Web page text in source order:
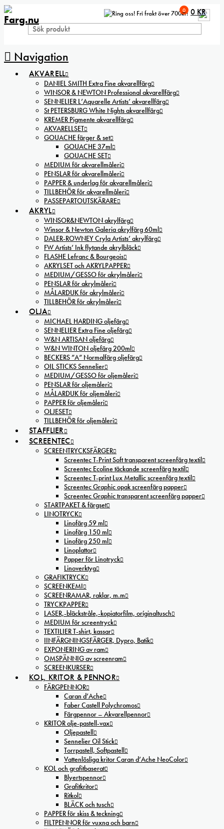
Fri frakt över 700kr!
Navigation
0 0 KR
AKVARELL
DANIEL SMITH Extra Fine akvarellfärg
WINSOR & NEWTON Professional akvarellfärg
SENNELIER L’Aquarelle Artists’ akvarellfärg
St PETERSBURG White Nights akvarellfärg
KREMER Pigmente akvarellfärg
AKVARELLSET
GOUACHE färger & set
GOUACHE 37ml
GOUACHE SET
MEDIUM för akvarellmåleri
PENSLAR för akvarellmåleri
PAPPER & underlag för akvarellmåleri
TILLBEHÖR för akvarellmåleri
PASSEPARTOUTSKÄRARE
AKRYL
WINSOR&NEWTON akrylfärg
Winsor & Newton Galeria akrylfärg 60ml
DALER-ROWNEY Cryla Artists’ akrylfärg
FW Artists’ Ink flytande akrylbläck
FLASHE Lefranc & Bourgeois
AKRYLSET och AKRYLPAPPER
MEDIUM/GESSO för akrylmåleri
PENSLAR för akrylmåleri
MÅLARDUK för akrylmåleri
TILLBEHÖR för akrylmåleri
OLJA
MICHAEL HARDING oljefärg
SENNELIER Extra Fine oljefärg
W&N ARTISAN oljefärg
W&N WINTON oljefärg 200ml
BECKERS ”A” Normalfärg oljefärg
OIL STICKS Sennelier
MEDIUM/GESSO för oljemåleri
PENSLAR för oljemåleri
MÅLARDUK för oljemåleri
PAPPER för oljemåleri
OLJESET
TILLBEHÖR för oljemåleri
STAFFLIER
SCREENTEC
SCREENTRYCKSFÄRGER
Screentec T-Print Soft transparent screenfärg textil
Screentec Ecoline täckande screenfärg textil
Screentec T-print Lux Metallic screenfärg textil
Screentec Graphic opak screenfärg papper
Screentec Graphic transparent screenfärg papper
STARTPAKET & färgset
LINOTRYCK
Linofärg 59 ml
Linofärg 150 ml
Linofärg 250 ml
Linoplattor
Papper för Linotryck
Linoverktyg
GRAFIKTRYCK
SCREENKEMI
SCREENRAMAR, raklar, m.m
TRYCKPAPPER
LASER,-bläckstråle,-kopiatorfilm, oríginaltusch
MEDIUM för screentryck
TEXTILIER T-shirt, kassar
IINFÄRGNINGSFÄRGER, Dypro, Batik
EXPONERING av ram
OMSPÄNNIG av screenram
SCREENKURSER
KOL, KRITOR & PENNOR
FÄRGPENNOR
Caran d’Ache
Faber Castell Polychromos
Färgpennor – Akvarellpennor
KRITOR olje-pastell-vax
Oljepastell
Sennelier Oil Stick
Torrpastell, Softpastell
Vattenlösliga kritor Caran d’Ache NeoColor
KOL och grafitbaserat
Blyertspennor
Grafitkritor
Ritkol
BLÄCK och tusch
PAPPER för skiss & teckning
FILTPENNOR för vuxna och barn